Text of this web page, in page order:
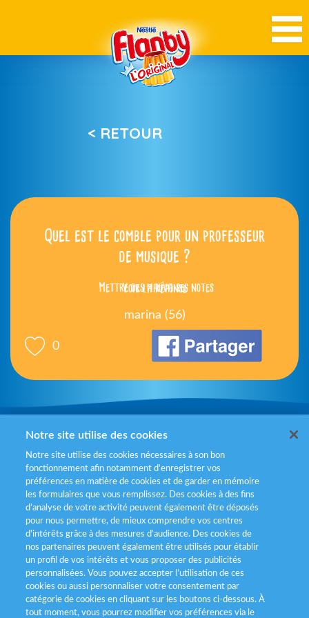
< RETOUR
Quel est le comble pour un professeur
de musique ?
Voir la réponse
Mettre des mauvaises notes
0
marina (56)
Mentions légales
Politiques de gestion des cookies
Politique données personnelles
Services consommateurs
Déclaration d’accessibilité
Notre site utilise des cookies
Notre site utilise des cookies nécessaires à son bon
fonctionnement afin notamment d’enregistrer vos
préférences en matière de cookies et de garder en mémoire
les formulaires que vous remplissez. Des cookies à des fins
d’analyse de votre activité peuvent également être déposés
pour nous permettre, de mieux comprendre vos centres
d'intérêts grâce à des mesures d’audience. Des cookies de
nos partenaires peuvent également être utilisés pour établir
un profil de vos intérêts et vous proposer des publicités
personnalisées. Vous pouvez accepter l’utilisation de ces
cookies ou aussi personnaliser votre consentement par
catégorie de cookies en cliquant sur les boutons ci-dessous. À
tout moment, vous pourrez modifier vos préférences via le